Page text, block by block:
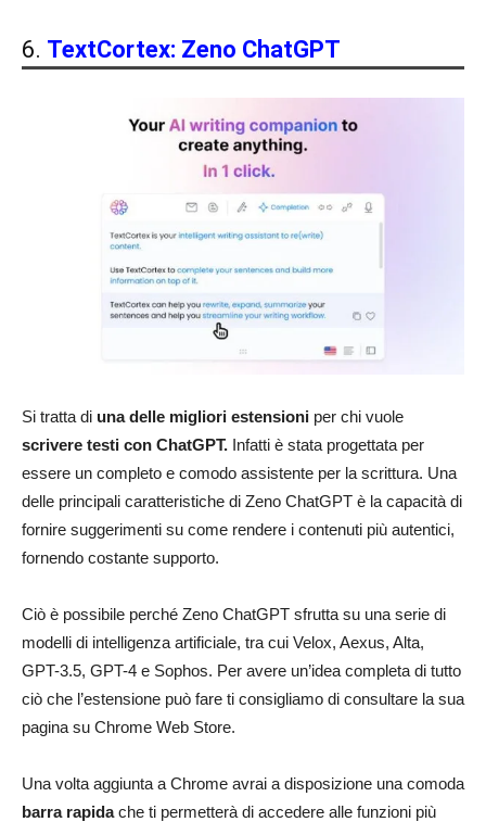
6. TextCortex: Zeno ChatGPT
Si tratta di una delle migliori estensioni per chi vuole
scrivere testi con ChatGPT. Infatti è stata progettata per
essere un completo e comodo assistente per la scrittura. Una
delle principali caratteristiche di Zeno ChatGPT è la capacità di
fornire suggerimenti su come rendere i contenuti più autentici,
fornendo costante supporto.
Ciò è possibile perché Zeno ChatGPT sfrutta su una serie di
modelli di intelligenza artificiale, tra cui Velox, Aexus, Alta,
GPT-3.5, GPT-4 e Sophos. Per avere un’idea completa di tutto
ciò che l’estensione può fare ti consigliamo di consultare la sua
pagina su Chrome Web Store.
Una volta aggiunta a Chrome avrai a disposizione una comoda
barra rapidache ti permetterà di accedere alle funzioni più